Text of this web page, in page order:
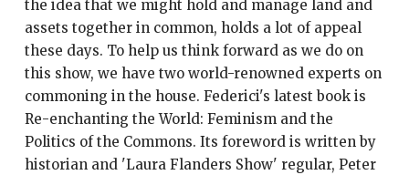
the idea that we might hold and manage land and
assets together in common, holds a lot of appeal
these days. To help us think forward as we do on
this show, we have two world-renowned experts on
commoning in the house. Federici's latest book is
Re-enchanting the World: Feminism and the
Politics of the Commons. Its foreword is written by
historian and 'Laura Flanders Show' regular, Peter